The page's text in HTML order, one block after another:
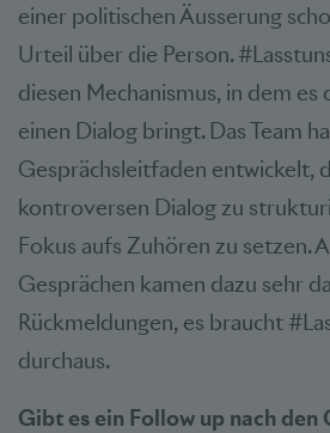
einer politischen Äusserung
Urteil über die Person.
diesen Mechanismus, in dem
einen Dialog bringt. Das Team
Gesprächsleitfaden entwickelt,
kontroversen Dialog zu
Fokus aufs Zuhören zu setzen.
Gesprächen kamen dazu sehr
Rückmeldungen, es braucht
durchaus.
Gibt es ein Follow up nach den